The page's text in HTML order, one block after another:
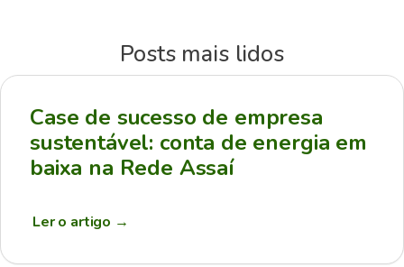
Posts mais lidos
Case de sucesso de empresa
sustentável: conta de energia em
baixa na Rede Assaí
Ler o artigo →